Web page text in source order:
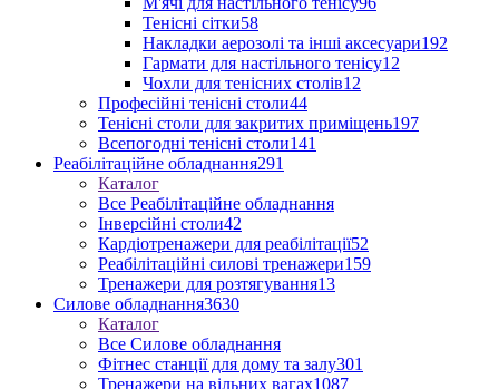
Тенісні сітки58
Накладки аерозолі та інші аксесуари192
Гармати для настільного тенісу12
Чохли для тенісних столів12
Професійні тенісні столи44
Тенісні столи для закритих приміщень197
Всепогодні тенісні столи141
Реабілітаційне обладнання291
Каталог
Все Реабілітаційне обладнання
Інверсійні столи42
Кардіотренажери для реабілітації52
Реабілітаційні силові тренажери159
Тренажери для розтягування13
Силове обладнання3630
Каталог
Все Силове обладнання
Фітнес станції для дому та залу301
Тренажери на вільних вагах1087